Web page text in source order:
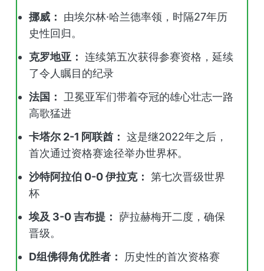
挪威：
由埃尔林·哈兰德率领，时隔27年历
史性回归。
克罗地亚： 连续第五次获得参赛资格，延续
了令人瞩目的纪录
法国：
卫冕亚军们带着夺冠的雄心壮志一路
高歌猛进
卡塔尔 2-1 阿联酋： 这是继2022年之后，
首次通过资格赛途径举办世界杯。
沙特阿拉伯 0-0 伊拉克： 第七次晋级世界
杯
埃及 3-0 吉布提： 萨拉赫梅开二度，确保
晋级。
D组佛得角优胜者：
历史性的首次资格赛